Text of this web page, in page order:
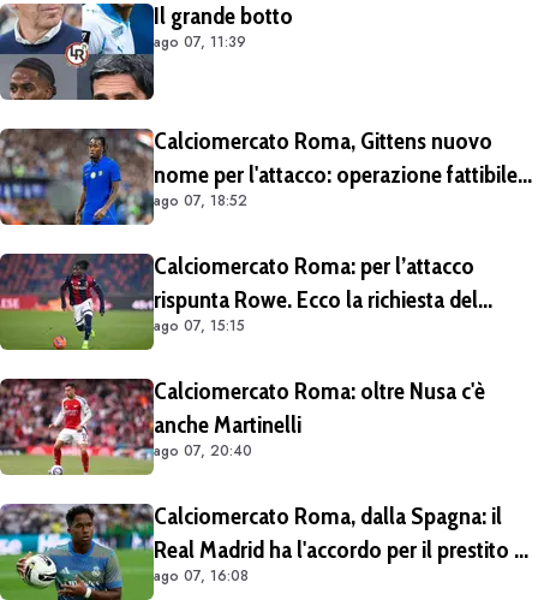
Il grande botto
ago 07, 11:39
Calciomercato Roma, Gittens nuovo
nome per l'attacco: operazione fattibile
solo in prestito
ago 07, 18:52
Calciomercato Roma: per l’attacco
rispunta Rowe. Ecco la richiesta del
Bologna
ago 07, 15:15
Calciomercato Roma: oltre Nusa c'è
anche Martinelli
ago 07, 20:40
Calciomercato Roma, dalla Spagna: il
Real Madrid ha l'accordo per il prestito di
Endrick in Premier League
ago 07, 16:08